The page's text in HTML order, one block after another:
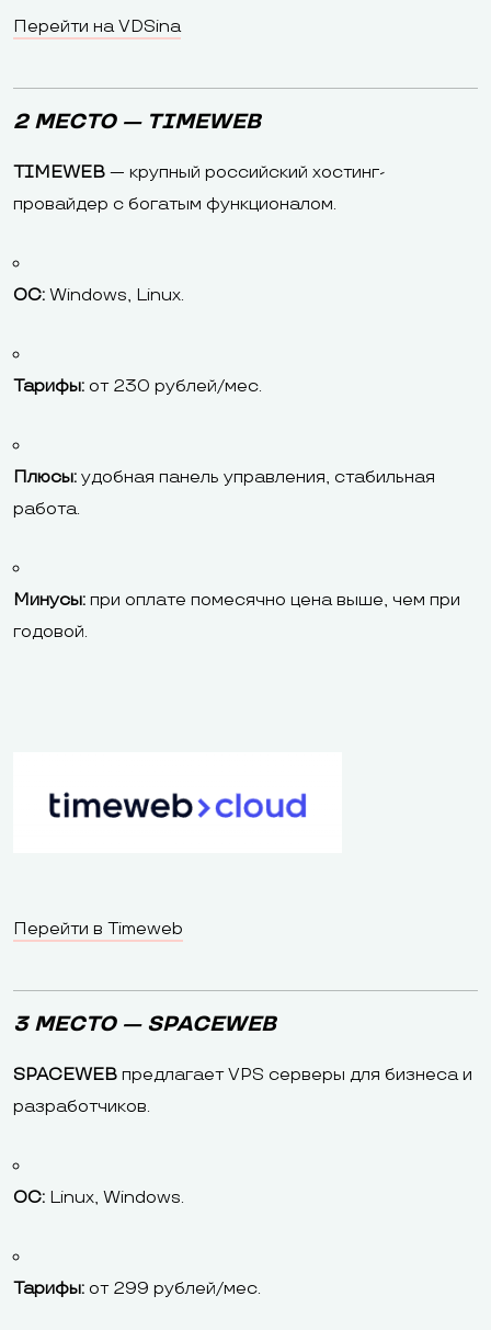
Перейти на VDSina
2 МЕСТО — TIMEWEB
TIMEWEB — крупный российский хостинг-
провайдер с богатым функционалом.
ОС: Windows, Linux.
Тарифы: от 230 рублей/мес.
Плюсы: удобная панель управления, стабильная
работа.
Минусы: при оплате помесячно цена выше, чем при
годовой.
Перейти в Timeweb
3 МЕСТО — SPACEWEB
SPACEWEB предлагает VPS серверы для бизнеса и
разработчиков.
ОС: Linux, Windows.
Тарифы: от 299 рублей/мес.